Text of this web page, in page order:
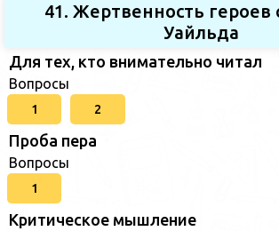
41. Жертвенность героев
Уайльда
Для тех, кто внимательно читал
Вопросы
1 2
Проба пера
Вопросы
1
Критическое мышление